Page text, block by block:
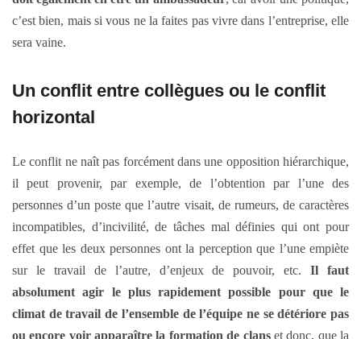
c’est bien, mais si vous ne la faites pas vivre dans l’entreprise, elle
sera vaine.
Un conflit entre collègues ou le conflit
horizontal
Le conflit ne naît pas forcément dans une opposition hiérarchique,
il peut provenir, par exemple, de l’obtention par l’une des
personnes d’un poste que l’autre visait, de rumeurs, de caractères
incompatibles, d’incivilité, de tâches mal définies qui ont pour
effet que les deux personnes ont la perception que l’une empiète
sur le travail de l’autre, d’enjeux de pouvoir, etc.Il faut
absolument agir le plus rapidement possible pour que le
climat de travail de l’ensemble de l’équipe ne se détériore pas
ou encore voir apparaître la formation de clanset donc, que la